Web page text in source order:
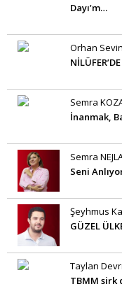
Dayı’m…
Orhan
Semra
İnanmak,
Semra
Seni
Şeyhmus
GÜZEL
Taylan
TBMM